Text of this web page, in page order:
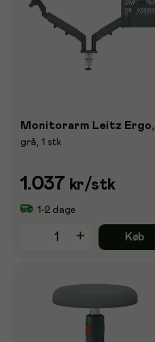
Monitorarm Leitz Ergo,
grå, 1 stk
1.037 kr/stk
1-2 dage
Køb